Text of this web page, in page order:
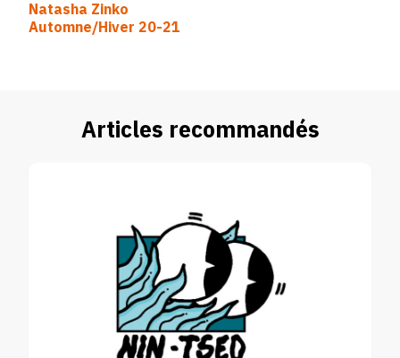
d’article
Natasha Zinko
Automne/Hiver 20-21
Articles recommandés